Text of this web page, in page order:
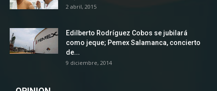
2 abril, 2015
Edilberto Rodríguez Cobos se jubilará
como jeque; Pemex Salamanca, concierto
de...
9 diciembre, 2014